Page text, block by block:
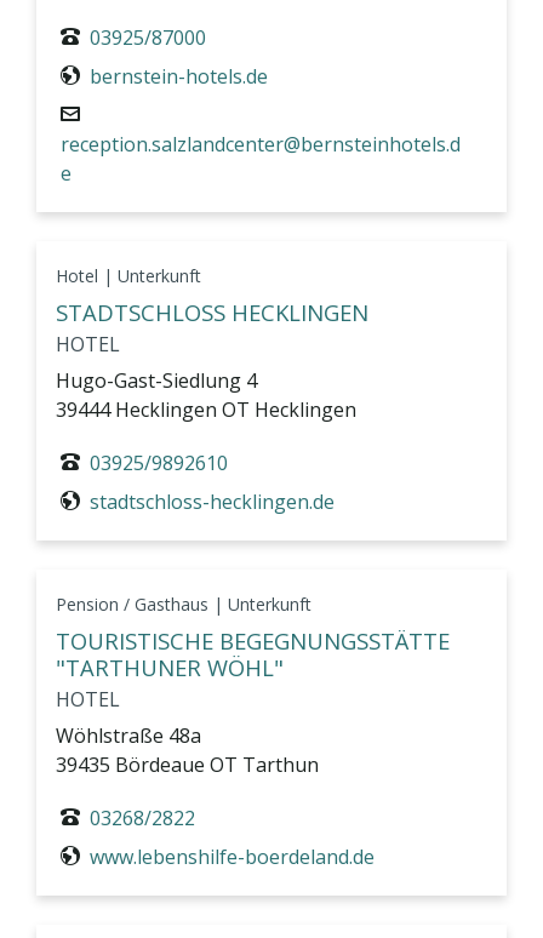
03925/87000
bernstein-hotels.de
reception.salzlandcenter@bernsteinhotels.d
e
Hotel | Unterkunft
STADTSCHLOSS HECKLINGEN
HOTEL
Hugo-Gast-Siedlung 4
39444 Hecklingen OT Hecklingen
03925/9892610
stadtschloss-hecklingen.de
Pension / Gasthaus | Unterkunft
TOURISTISCHE BEGEGNUNGSSTÄTTE
"TARTHUNER WÖHL"
HOTEL
Wöhlstraße 48a
39435 Bördeaue OT Tarthun
03268/2822
www.lebenshilfe-boerdeland.de